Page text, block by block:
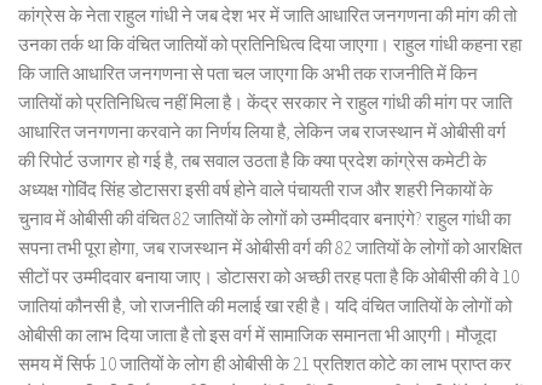
कांग्रेस के नेता राहुल गांधी ने जब देश भर में जाति आधारित जनगणना की मांग की तो
उनका तर्क था कि वंचित जातियों को प्रतिनिधित्व दिया जाएगा। राहुल गांधी कहना रहा
कि जाति आधारित जनगणना से पता चल जाएगा कि अभी तक राजनीति में किन
जातियों को प्रतिनिधित्व नहीं मिला है। केंद्र सरकार ने राहुल गांधी की मांग पर जाति
आधारित जनगणना करवाने का निर्णय लिया है, लेकिन जब राजस्थान में ओबीसी वर्ग
की रिपोर्ट उजागर हो गई है, तब सवाल उठता है कि क्या प्रदेश कांग्रेस कमेटी के
अध्यक्ष गोविंद सिंह डोटासरा इसी वर्ष होने वाले पंचायती राज और शहरी निकायों के
चुनाव में ओबीसी की वंचित 82 जातियों के लोगों को उम्मीदवार बनाएंगे? राहुल गांधी का
सपना तभी पूरा होगा, जब राजस्थान में ओबीसी वर्ग की 82 जातियों के लोगों को आरक्षित
सीटों पर उम्मीदवार बनाया जाए। डोटासरा को अच्छी तरह पता है कि ओबीसी की वे 10
जातियां कौनसी है, जो राजनीति की मलाई खा रही है। यदि वंचित जातियों के लोगों को
ओबीसी का लाभ दिया जाता है तो इस वर्ग में सामाजिक समानता भी आएगी। मौजूदा
समय में सिर्फ 10 जातियों के लोग ही ओबीसी के 21 प्रतिशत कोटे का लाभ प्राप्त कर